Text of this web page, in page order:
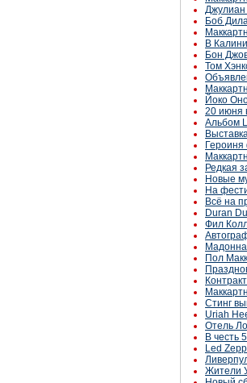
Джулиан
Боб
В
Бон
Том
Йоко
20 июня
Альбом
Героиня
Редкая
Новые
На
Всё на
Duran
Фил
Мадонна
Пол
Стинг
Uriah
Отель
В честь
Led
Жители